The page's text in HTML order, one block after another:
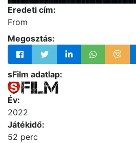
Eredeti cím:
From
Megosztás:
sFilm adatlap:
Év:
2022
Játékidő:
52 perc